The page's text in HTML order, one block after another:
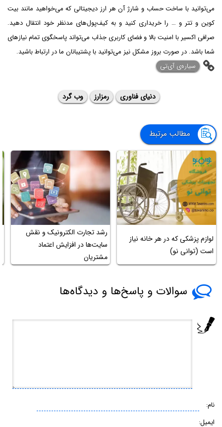
می‌توانید با ساخت حساب و شارژ آن هر ارز دیجیتالی که می‌خواهید مانند بیت
کوین و تتر و … را خریداری کنید و به کیف‌پول‌های مدنظر خود انتقال دهید.
صرافی اکسیر با امنیت بالا و فضای کاربری جذاب می‌تواند پاسخگوی تمام نیازهای
شما باشد. در صورت بروز مشکل نیز می‌توانید با پشتیبانان ما در ارتباط باشید.
‌سیاره‌ی آی‌تی
دنیای فناوری رمزارز وب گرد
مطالب مرتبط
لوازم پزشکی که در هر خانه نیاز
است (توانی نو)
رشد تجارت الکترونیک و نقش
سایت‌ها در افزایش اعتماد
مشتریان
سوالات و پاسخ‌ها و دیدگاه‌ها
نام:
ایمیل: